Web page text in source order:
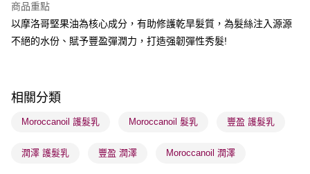
BoC Pay
送貨方式
每筆HK$65.00，滿HK$300.00或以上免運費
確認發貨後1-3 工作天送達，訂單將隨機分配至SF順豐速運或京東
商品重點
以摩洛哥堅果油為核心成分，有助修護乾旱髮質，為髮絲注入源源
不絕的水份、賦予豐盈彈潤力，打造强韌彈性秀髮!
相關分類
Moroccanoil 護髮乳 Moroccanoil 髮乳 豐盈 護髮乳
潤澤 護髮乳 豐盈 潤澤 Moroccanoil 潤澤